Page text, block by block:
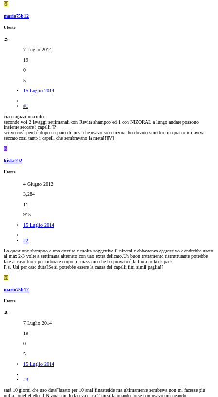
M
mario75b12
Utente
7 Luglio 2014
19
0
5
15 Luglio 2014
#1
ciao ragazzi una info:
secondo voi 2 lavaggi settimanali con Revita shampoo ed 1 con NIZORAL a lungo andare possono
insieme seccare i capelli ??
scrivo così perché dopo un paio di mesi che usavo solo nizoral ho dovuto smettere in quanto mi aveva
seccato così tanto i capelli che sembravano la metà[!][V]
K
kiske202
Utente
4 Giugno 2012
3,284
11
915
15 Luglio 2014
#2
La questione shampoo e resa estetica è molto soggettiva,il nizoral è abbastanza aggressivo e andrebbe usato
al max 2-3 volte a settimana alternato con uno extra delicato.Un buon trattamento ristrutturante potrebbe
fare al caso tuo e per ridonare corpo ,il massimo che ho provato è la linea joiko k-pack.
P.s. Usi per caso duta?Se si potrebbe essere la causa dei capelli fini simil paglia[]
M
mario75b12
Utente
7 Luglio 2014
19
0
5
15 Luglio 2014
#3
sarà 10 giorni che uso duta[]usato per 10 anni finasteride ma ultimamente sembrava non mi facesse più
nulla...quel effetto il Nizoral me lo faceva circa 2 mesi fa quando forse non usavo più neanche